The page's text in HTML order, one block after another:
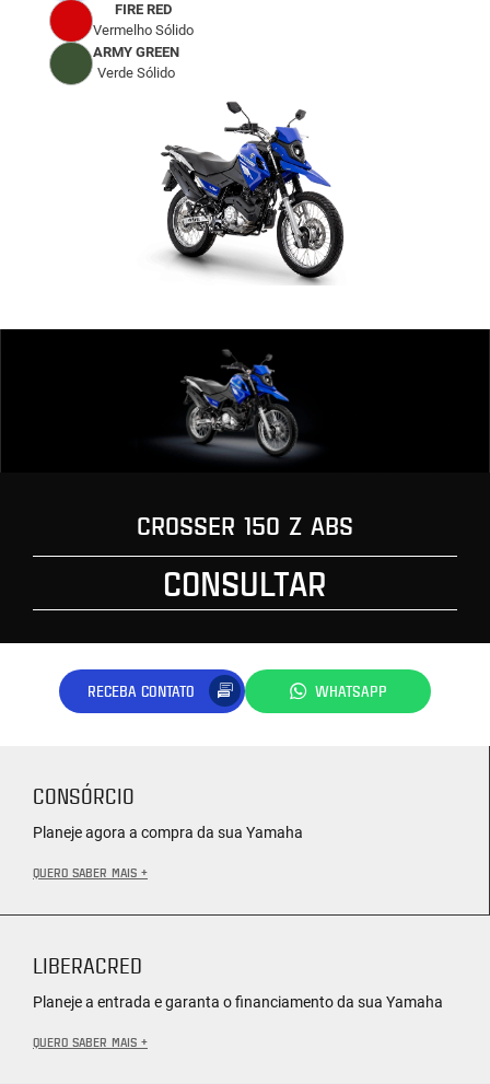
FIRE RED
Vermelho Sólido
ARMY GREEN
Verde Sólido
CROSSER 150 Z ABS
CONSULTAR
RECEBA CONTATO WHATSAPP
CONSÓRCIO
Planeje agora a compra da sua Yamaha
QUERO SABER MAIS +
LIBERACRED
Planeje a entrada e garanta o financiamento da sua Yamaha
QUERO SABER MAIS +